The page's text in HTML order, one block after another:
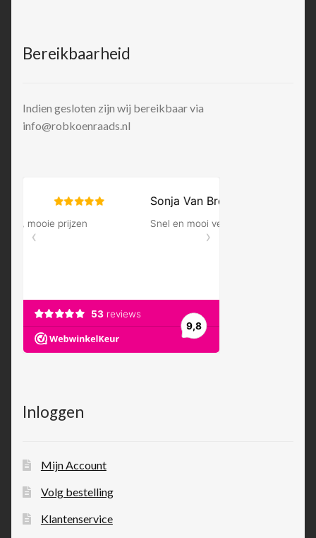
Bereikbaarheid
Indien gesloten zijn wij bereikbaar via
info@robkoenraads.nl
Inloggen
Mijn Account
Volg bestelling
Klantenservice